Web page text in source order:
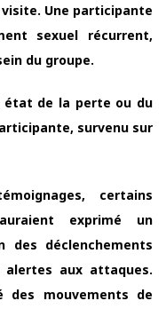
Une participante
sexuel récurrent,
du groupe.
état de la perte ou du
survenu sur
certains
exprimé un
des déclenchements
alertes aux attaques.
des mouvements de